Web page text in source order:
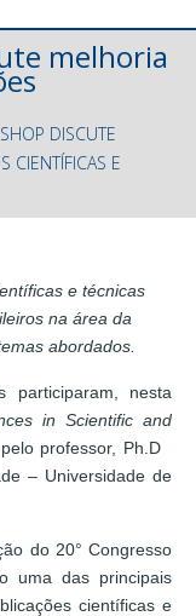
melhoria
DISCUTE
CIENTÍFICAS E
e técnicas
na área da
abordados.
participaram, nesta
in Scientific and
professor, Ph.D
– Universidade de
do 20° Congresso
uma das principais
científicas e